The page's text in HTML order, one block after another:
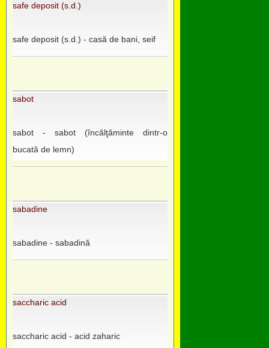
safe deposit (s.d.)
safe deposit (s.d.) - casă de bani, seif
sabot
sabot - sabot (încălţăminte dintr-o
bucată de lemn)
sabadine
sabadine - sabadină
saccharic acid
saccharic acid - acid zaharic